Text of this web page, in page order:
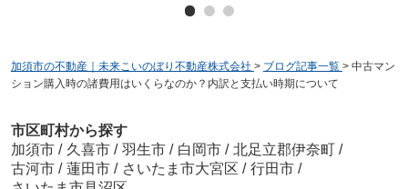
加須市の不動産｜未来こいのぼり不動産株式会社 > ブログ記事一覧 > 中古マン
ション購入時の諸費用はいくらなのか？内訳と支払い時期について
市区町村から探す
加須市 / 久喜市 / 羽生市 / 白岡市 / 北足立郡伊奈町 /
古河市 / 蓮田市 / さいたま市大宮区 / 行田市 /